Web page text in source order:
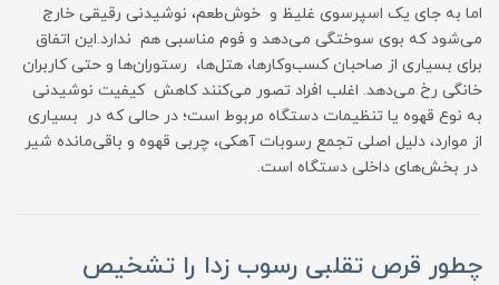
اما به جای یک اسپرسوی غلیظ و خوش‌طعم، نوشیدنی رقیقی خارج
می‌شود که بوی سوختگی می‌دهد و فوم مناسبی هم ندارد.این اتفاق
برای بسیاری از صاحبان کسب‌وکارها، هتل‌ها، رستوران‌ها و حتی کاربران
خانگی رخ می‌دهد. اغلب افراد تصور می‌کنند کاهش کیفیت نوشیدنی
به نوع قهوه یا تنظیمات دستگاه مربوط است؛ در حالی که در بسیاری
از موارد، دلیل اصلی تجمع رسوبات آهکی، چربی قهوه و باقی‌مانده شیر
در بخش‌های داخلی دستگاه است.
چطور قرص تقلبی رسوب زدا را تشخیص